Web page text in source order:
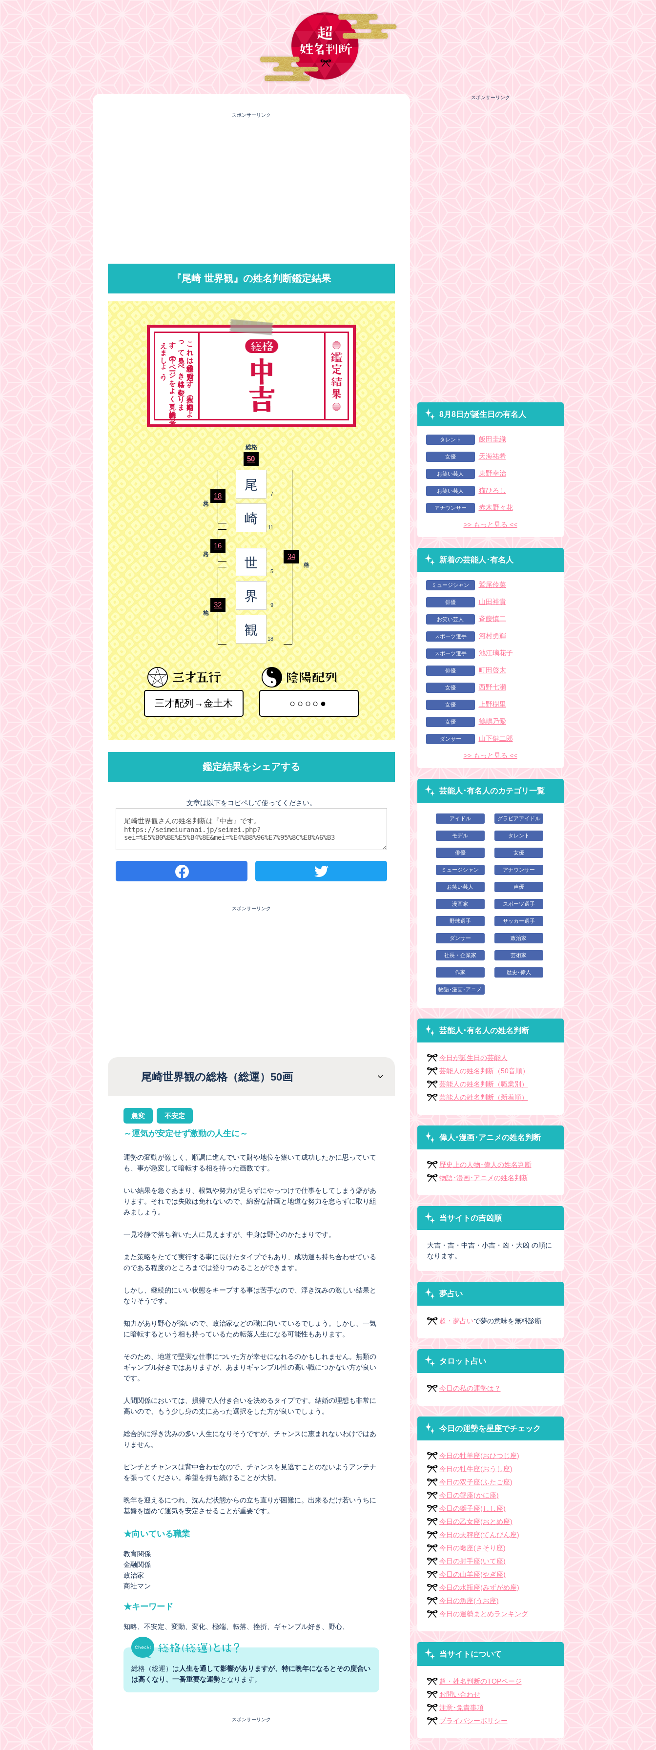
スポンサーリンク
『尾崎 世界観』の姓名判断鑑定結果
こ
れ
は
総格の
判定で
す
。
人生の
時期に
よ
っ
て
見る
べ
き
格は
変わ
り
ま
す
。
下の
ペ
ージ
を
よ
く
見て
総合的に
考
え
ま
し
ょ
う
。
総格
50
尾
7
崎
11
18
16
世
5
界
9
観
18
32
34
三才配列→金土木 ○○○○●
鑑定結果をシェアする
文章は以下をコピペして使ってください。
スポンサーリンク
尾崎世界観の総格（総運）50画
急変 不安定
～運気が安定せず激動の人生に～
運勢の変動が激しく、順調に進んでいて財や地位を築いて成功したかに思っていて
も、事が急変して暗転する相を持った画数です。
いい結果を急ぐあまり、根気や努力が足らずにやっつけで仕事をしてしまう癖があ
ります。それでは失敗は免れないので、綿密な計画と地道な努力を怠らずに取り組
みましょう。
一見冷静で落ち着いた人に見えますが、中身は野心のかたまりです。
また策略をたてて実行する事に長けたタイプでもあり、成功運も持ち合わせている
のである程度のところまでは登りつめることができます。
しかし、継続的にいい状態をキープする事は苦手なので、浮き沈みの激しい結果と
なりそうです。
知力があり野心が強いので、政治家などの職に向いているでしょう。しかし、一気
に暗転するという相も持っているため転落人生になる可能性もあります。
そのため、地道で堅実な仕事についた方が幸せになれるのかもしれません。無類の
ギャンブル好きではありますが、あまりギャンブル性の高い職につかない方が良い
です。
人間関係においては、損得で人付き合いを決めるタイプです。結婚の理想も非常に
高いので、もう少し身の丈にあった選択をした方が良いでしょう。
総合的に浮き沈みの多い人生になりそうですが、チャンスに恵まれないわけではあ
りません。
ピンチとチャンスは背中合わせなので、チャンスを見逃すことのないようアンテナ
を張ってください。希望を持ち続けることが大切。
晩年を迎えるにつれ、沈んだ状態からの立ち直りが困難に。出来るだけ若いうちに
基盤を固めて運気を安定させることが重要です。
★向いている職業
教育関係
金融関係
政治家
商社マン
★キーワード
知略 不安定 変動 変化 極端 転落 挫折 ギャンブル好き 野心
総格（総運）は人生を通して影響がありますが、特に晩年になるとその度合い
は高くなり、一番重要な運勢となります。
スポンサーリンク
スポンサーリンク
8月8日が誕生日の有名人
タレント 飯田圭織
女優 天海祐希
お笑い芸人 東野幸治
お笑い芸人 猫ひろし
アナウンサー 赤木野々花
>> もっと見る <<
新着の芸能人･有名人
ミュージシャン 鷲尾伶菜
俳優 山田裕貴
お笑い芸人 斉藤慎二
スポーツ選手 河村勇輝
スポーツ選手 池江璃花子
俳優 町田啓太
女優 西野七瀬
女優 上野樹里
女優 鶴嶋乃愛
ダンサー 山下健二郎
>> もっと見る <<
芸能人･有名人のカテゴリ一覧
アイドル グラビアアイドル
モデル タレント
俳優 女優
ミュージシャン アナウンサー
お笑い芸人 声優
漫画家 スポーツ選手
野球選手 サッカー選手
ダンサー 政治家
社長・企業家 芸術家
作家 歴史･偉人
物語･漫画･アニメ
芸能人･有名人の姓名判断
今日が誕生日の芸能人
芸能人の姓名判断（50音順）
芸能人の姓名判断（職業別）
芸能人の姓名判断（新着順）
偉人･漫画･アニメの姓名判断
歴史上の人物･偉人の姓名判断
物語･漫画･アニメの姓名判断
当サイトの吉凶順
大吉・吉・中吉・小吉・凶・大凶 の順に
なります。
夢占い
超・夢占いで夢の意味を無料診断
タロット占い
今日の私の運勢は？
今日の運勢を星座でチェック
今日の牡羊座(おひつじ座)
今日の牡牛座(おうし座)
今日の双子座(ふたご座)
今日の蟹座(かに座)
今日の獅子座(しし座)
今日の乙女座(おとめ座)
今日の天秤座(てんびん座)
今日の蠍座(さそり座)
今日の射手座(いて座)
今日の山羊座(やぎ座)
今日の水瓶座(みずがめ座)
今日の魚座(うお座)
今日の運勢まとめランキング
当サイトについて
超・姓名判断のTOPページ
お問い合わせ
注意･免責事項
プライバシーポリシー